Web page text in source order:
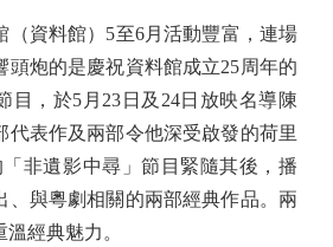
資料館）5至6月活動豐富，連場
頭炮的是慶祝資料館成立25周年的
目，於5月23日及24日放映名導陳
代表作及兩部令他深受啟發的荷里
非遺影中尋」節目緊隨其後，播
、與粵劇相關的兩部經典作品。兩
經典魅力。